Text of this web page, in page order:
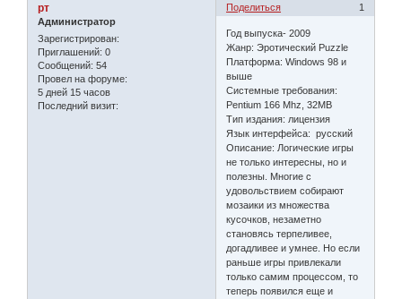
Поделиться 1
рт
Администратор
Зарегистрирован:
Приглашений: 0
Сообщений: 54
Провел на форуме:
5 дней 15 часов
Последний визит:
Год выпуска- 2009
Жанр: Эротический Puzzle
Платформа: Windows 98 и
выше
Системные требования:
Pentium 166 Mhz, 32MB
Тип издания: лицензия
Язык интерфейса: русский
Описание: Логические игры
не только интересны, но и
полезны. Многие с
удовольствием собирают
мозаики из множества
кусочков, незаметно
становясь терпеливее,
догадливее и умнее. Но если
раньше игры привлекали
только самим процессом, то
теперь появился еще и